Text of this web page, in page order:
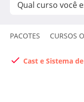
PACOTES CURSOS
Cast e Sistema